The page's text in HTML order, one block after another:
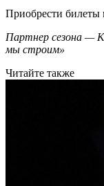
Приобрести
Партнер сезона —
мы строим»
Читайте также